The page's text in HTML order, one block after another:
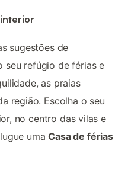
sugestões de
seu refúgio de férias e
as praias
região. Escolha o seu
no centro das vilas e
umaCasa de férias